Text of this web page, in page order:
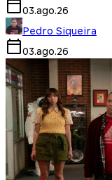
03.ago.26
Pedro Siqueira
03.ago.26